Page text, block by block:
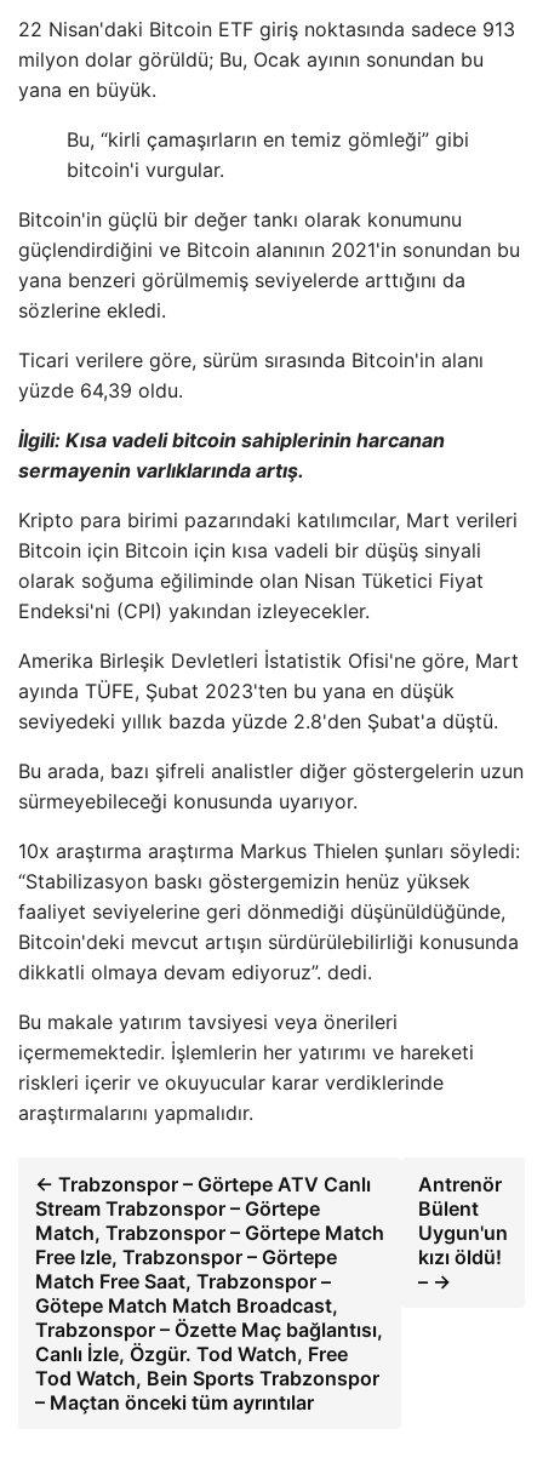
22 Nisan'daki Bitcoin ETF giriş noktasında sadece 913
milyon dolar görüldü; Bu, Ocak ayının sonundan bu
yana en büyük.
Bu, “kirli çamaşırların en temiz gömleği” gibi
bitcoin'i vurgular.
Bitcoin'in güçlü bir değer tankı olarak konumunu
güçlendirdiğini ve Bitcoin alanının 2021'in sonundan bu
yana benzeri görülmemiş seviyelerde arttığını da
sözlerine ekledi.
Ticari verilere göre, sürüm sırasında Bitcoin'in alanı
yüzde 64,39 oldu.
İlgili: Kısa vadeli bitcoin sahiplerinin harcanan
sermayenin varlıklarında artış.
Kripto para birimi pazarındaki katılımcılar, Mart verileri
Bitcoin için Bitcoin için kısa vadeli bir düşüş sinyali
olarak soğuma eğiliminde olan Nisan Tüketici Fiyat
Endeksi'ni (CPI) yakından izleyecekler.
Amerika Birleşik Devletleri İstatistik Ofisi'ne göre, Mart
ayında TÜFE, Şubat 2023'ten bu yana en düşük
seviyedeki yıllık bazda yüzde 2.8'den Şubat'a düştü.
Bu arada, bazı şifreli analistler diğer göstergelerin uzun
sürmeyebileceği konusunda uyarıyor.
10x araştırma araştırma Markus Thielen şunları söyledi:
“Stabilizasyon baskı göstergemizin henüz yüksek
faaliyet seviyelerine geri dönmediği düşünüldüğünde,
Bitcoin'deki mevcut artışın sürdürülebilirliği konusunda
dikkatli olmaya devam ediyoruz”. dedi.
Bu makale yatırım tavsiyesi veya önerileri
içermemektedir. İşlemlerin her yatırımı ve hareketi
riskleri içerir ve okuyucular karar verdiklerinde
araştırmalarını yapmalıdır.
← Trabzonspor – Görtepe ATV Canlı
Stream Trabzonspor – Görtepe
Match, Trabzonspor – Görtepe Match
Free Izle, Trabzonspor – Görtepe
Match Free Saat, Trabzonspor –
Götepe Match Match Broadcast,
Trabzonspor – Özette Maç bağlantısı,
Canlı İzle, Özgür. Tod Watch, Free
Tod Watch, Bein Sports Trabzonspor
– Maçtan önceki tüm ayrıntılar
Antrenör
Bülent
Uygun'un
kızı öldü!
– →